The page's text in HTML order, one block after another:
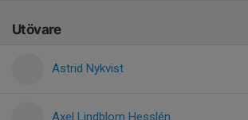
Utövare
Astrid Nykvist
Axel Lindblom Hesslén